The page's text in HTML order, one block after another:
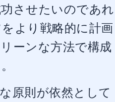
させたいのであれ
より戦略的に計画
ーンな方法で構成
原則が依然として